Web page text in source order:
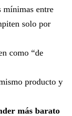
mínimas entre
solo por
como “de
producto y
más barato